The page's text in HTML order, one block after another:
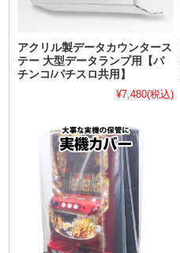
アクリル製データカウンタース
テー 大型データランプ用【パ
チンコ/パチスロ共用】
¥7,480(税込)